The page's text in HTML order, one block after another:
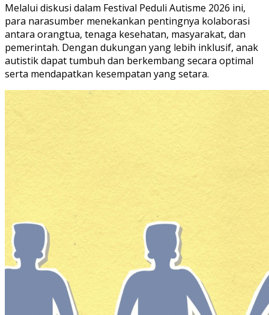
Melalui diskusi dalam Festival Peduli Autisme 2026 ini,
para narasumber menekankan pentingnya kolaborasi
antara orangtua, tenaga kesehatan, masyarakat, dan
pemerintah. Dengan dukungan yang lebih inklusif, anak
autistik dapat tumbuh dan berkembang secara optimal
serta mendapatkan kesempatan yang setara.